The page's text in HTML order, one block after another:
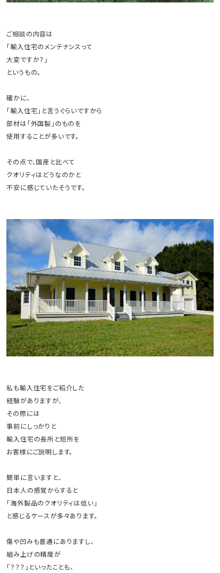
ご相談の内容は
「輸入住宅のメンテナンスって
大変ですか？」
というもの。
確かに、
「輸入住宅」と言うぐらいですから
部材は「外国製」のものを
使用することが多いです。
その点で、国産と比べて
クオリティはどうなのかと
不安に感じていたそうです。
私も輸入住宅をご紹介した
経験がありますが、
その際には
事前にしっかりと
輸入住宅の長所と短所を
お客様にご説明します。
簡単に言いますと、
日本人の感覚からすると
「海外製品のクオリティは低い」
と感じるケースが多々あります。
傷や凹みも普通にありますし、
組み上げの精度が
「？？？」といったことも、